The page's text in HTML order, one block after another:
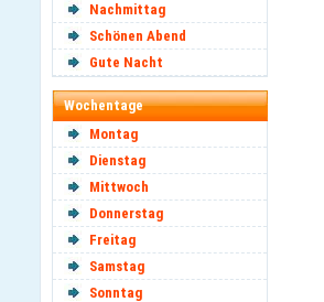
Nachmittag
Schönen Abend
Gute Nacht
Wochentage
Montag
Dienstag
Mittwoch
Donnerstag
Freitag
Samstag
Sonntag